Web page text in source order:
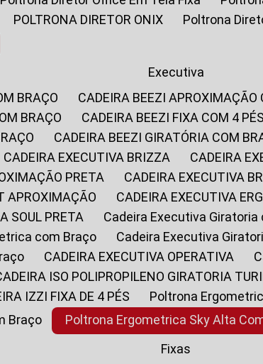
POLTRONA DIRETOR ONIX
Poltrona
Executiva
BRAÇO
CADEIRA BEEZI
BRAÇO
CADEIRA BEEZI FIXA COM 4
CADEIRA BEEZI GIRATÓRIA COM
CADEIRA EXECUTIVA BRIZZA
CADEIRA
PRETA
CADEIRA EXECUTIVA
APROXIMAÇÃO
CADEIRA EXECUTIVA
SOUL PRETA
Cadeira Executiva
com Braço
Cadeira Executiva
CADEIRA EXECUTIVA OPERATIVA
CADEIRA ISO POLIPROPILENO GIRATORIA
IZZI FIXA DE 4 PÉS
Poltrona
Braço
Poltrona Ergometrica Sky Alta
Fixas